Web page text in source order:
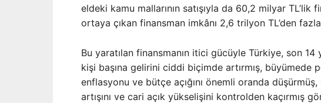
eldeki kamu mallarının satışıyla da 60,2 milyar
ortaya çıkan finansman imkânı 2,6 trilyon TL’den
Bu yaratılan finansmanın itici gücüyle Türkiye, son 14
kişi başına gelirini ciddi biçimde artırmış, büyümede
enflasyonu ve bütçe açığını önemli oranda
artışını ve cari açık yükselişini kontrolden kaçırmış